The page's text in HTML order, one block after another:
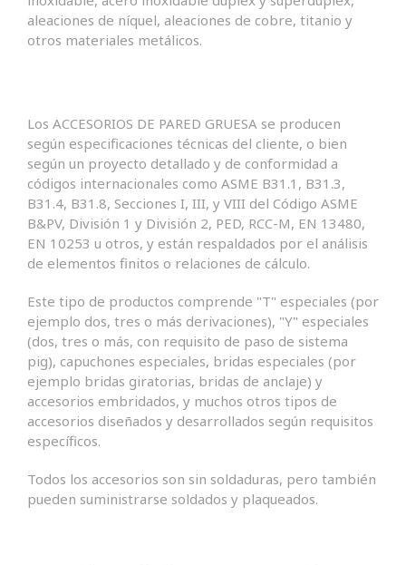
aleaciones de níquel, aleaciones de cobre, titanio y
otros materiales metálicos.
Los ACCESORIOS DE PARED GRUESA se producen
según especificaciones técnicas del cliente, o bien
según un proyecto detallado y de conformidad a
códigos internacionales como ASME B31.1, B31.3,
B31.4, B31.8, Secciones I, III, y VIII del Código ASME
B&PV, División 1 y División 2, PED, RCC-M, EN 13480,
EN 10253 u otros, y están respaldados por el análisis
de elementos finitos o relaciones de cálculo.
Este tipo de productos comprende "T" especiales (por
ejemplo dos, tres o más derivaciones), "Y" especiales
(dos, tres o más, con requisito de paso de sistema
pig), capuchones especiales, bridas especiales (por
ejemplo bridas giratorias, bridas de anclaje) y
accesorios embridados, y muchos otros tipos de
accesorios diseñados y desarrollados según requisitos
específicos.
Todos los accesorios son sin soldaduras, pero también
pueden suministrarse soldados y plaqueados.